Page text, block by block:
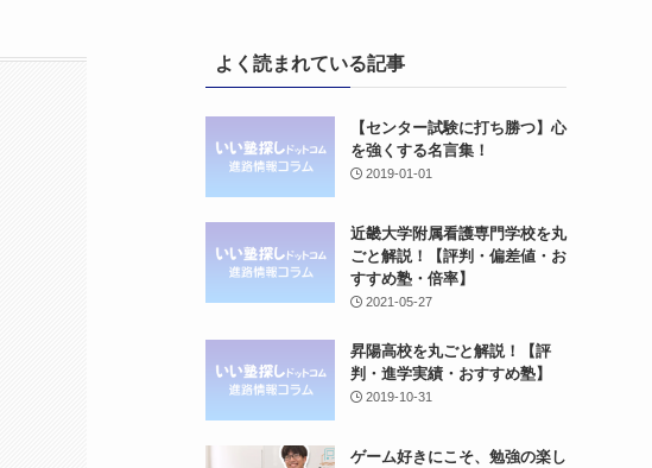
よく読まれている記事
【センター試験に打ち勝つ】心
を強くする名言集！
2019-01-01
近畿大学附属看護専門学校を丸
ごと解説！【評判・偏差値・お
すすめ塾・倍率】
2021-05-27
昇陽高校を丸ごと解説！【評
判・進学実績・おすすめ塾】
2019-10-31
ゲーム好きにこそ、勉強の楽し